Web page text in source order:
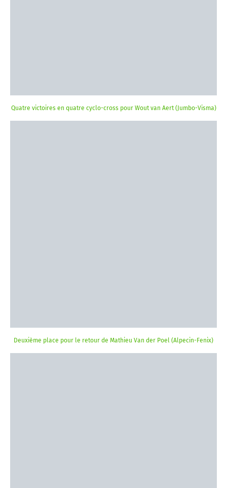
Quatre victoires en quatre cyclo-cross pour Wout van Aert (Jumbo-Visma)
Deuxième place pour le retour de Mathieu Van der Poel (Alpecin-Fenix)